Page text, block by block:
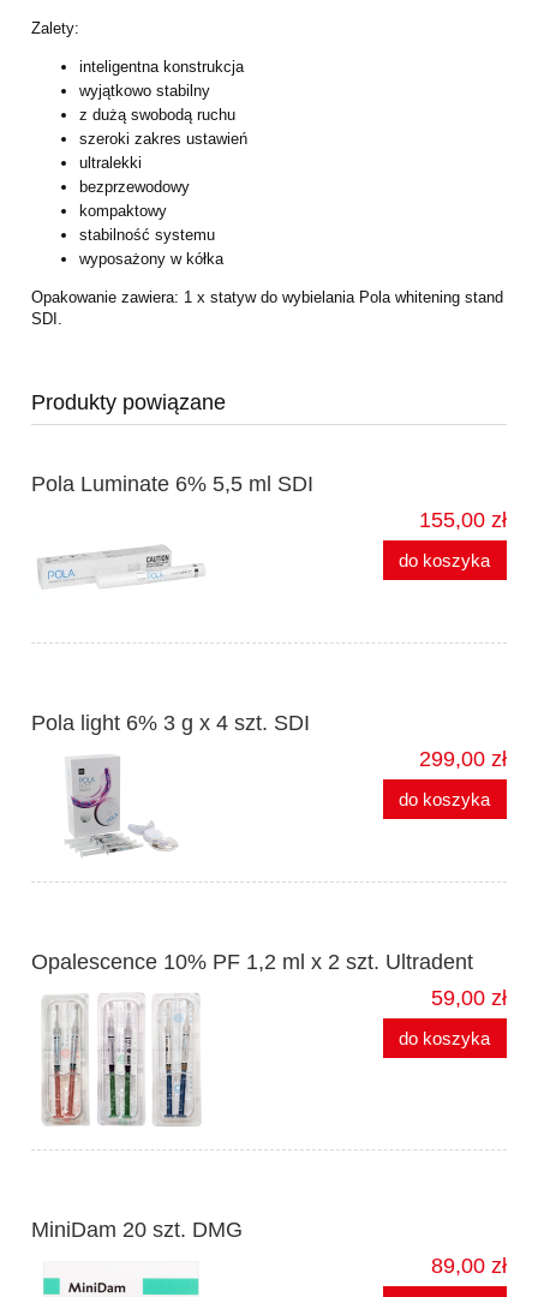
Zalety:
inteligentna konstrukcja
wyjątkowo stabilny
z dużą swobodą ruchu
szeroki zakres ustawień
ultralekki
bezprzewodowy
kompaktowy
stabilność systemu
wyposażony w kółka
Opakowanie zawiera: 1 x statyw do wybielania Pola whitening stand
SDI.
Produkty powiązane
Pola Luminate 6% 5,5 ml SDI
155,00 zł
do koszyka
Pola light 6% 3 g x 4 szt. SDI
299,00 zł
do koszyka
Opalescence 10% PF 1,2 ml x 2 szt. Ultradent
59,00 zł
do koszyka
MiniDam 20 szt. DMG
89,00 zł